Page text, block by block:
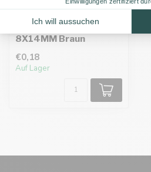
8X14MM Braun
€0,18
Auf Lager